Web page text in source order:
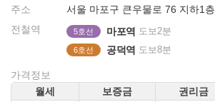
주소
서울 마포구 큰우물로 76 지하1층
전철역
5호선 마포역 도보2분
6호선 공덕역 도보8분
가격정보
월세
보증금 권리금